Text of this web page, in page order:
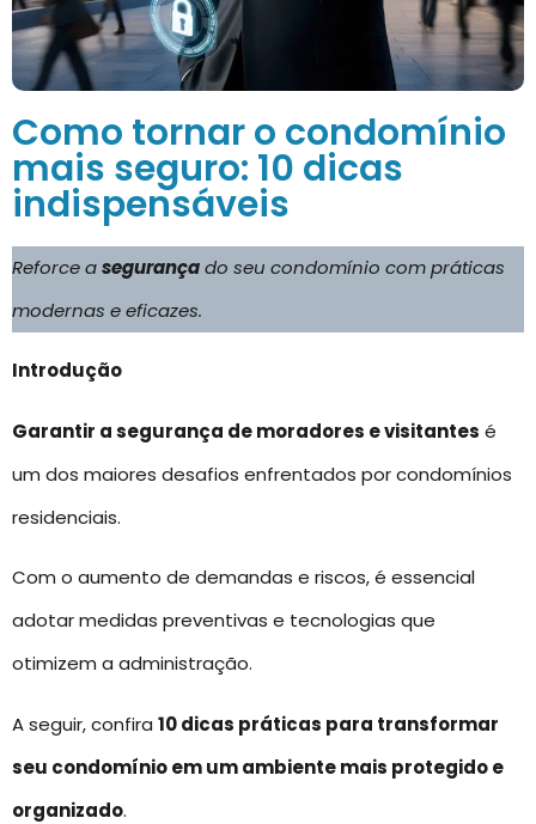
Como tornar o condomínio
mais seguro: 10 dicas
indispensáveis
Reforce asegurançado seu condomínio com práticas
modernas e eficazes.
Introdução
Garantir a segurança de moradores e visitantes é
um dos maiores desafios enfrentados por condomínios
residenciais.
Com o aumento de demandas e riscos, é essencial
adotar medidas preventivas e tecnologias que
otimizem a administração.
A seguir, confira 10 dicas práticas para transformar
seu condomínio em um ambiente mais protegido e
organizado.